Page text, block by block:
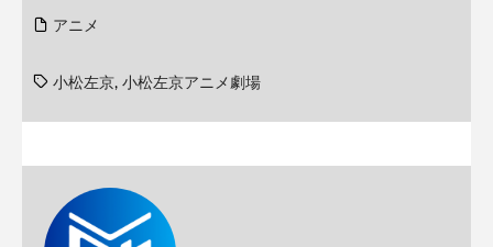
アニメ
小松左京, 小松左京アニメ劇場